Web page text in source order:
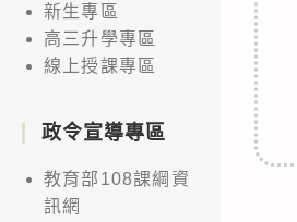
新生專區
高三升學專區
線上授課專區
政令宣導專區
教育部108課綱資
訊網